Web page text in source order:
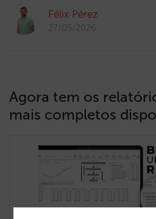
Félix Pérez
27/05/2026
Agora tem os
mais completos